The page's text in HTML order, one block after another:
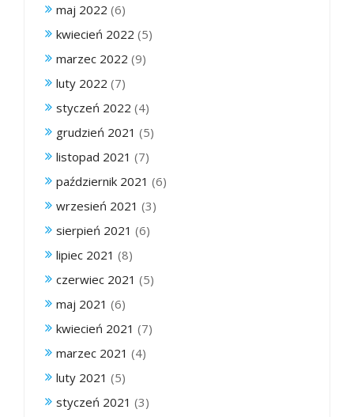
maj 2022 (6)
kwiecień 2022 (5)
marzec 2022 (9)
luty 2022 (7)
styczeń 2022 (4)
grudzień 2021 (5)
listopad 2021 (7)
październik 2021 (6)
wrzesień 2021 (3)
sierpień 2021 (6)
lipiec 2021 (8)
czerwiec 2021 (5)
maj 2021 (6)
kwiecień 2021 (7)
marzec 2021 (4)
luty 2021 (5)
styczeń 2021 (3)